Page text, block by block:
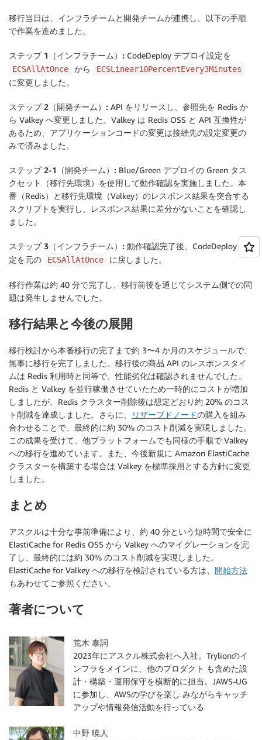
移行当日は、インフラチームと開発チームが連携し、以下の手順
で作業を進めました。
ステップ 1（インフラチーム）: CodeDeploy デプロイ設定を
ECSAllAtOnce から ECSLinear10PercentEvery3Minutes
に変更しました。
ステップ 2（開発チーム）: API をリリースし、参照先を Redis か
ら Valkey へ変更しました。Valkey は Redis OSS と API 互換性が
あるため、アプリケーションコードの変更は接続先の設定変更の
みで済みました。
ステップ 2-1（開発チーム）: Blue/Green デプロイの Green タス
クセット（移行先環境）を使用して動作確認を実施しました。本
番（Redis）と移行先環境（Valkey）のレスポンス結果を突合する
スクリプトを実行し、レスポンス結果に差分がないことを確認し
ました。
ステップ 3（インフラチーム）: 動作確認完了後、CodeDeploy 設
定を元の
ECSAllAtOnce に戻しました。
移行作業は約 40 分で完了し、移行前後を通じてシステム側での問
題は発生しませんでした。
移行結果と今後の展開
移行検討から本番移行の完了まで約 3〜4 か月のスケジュールで、
無事に移行を完了しました。移行後の商品 API のレスポンスタイ
ムは Redis 利用時と同等で、性能劣化は確認されませんでした。
Redis と Valkey を並行稼働させていたため一時的にコストが増加
しましたが、Redis クラスター削除後は想定どおり約 20% のコス
ト削減を達成しました。さらに、
リザーブドノードの購入を組み
合わせることで、最終的に約 30% のコスト削減を実現しました。
この成果を受けて、他プラットフォームでも同様の手順で Valkey
への移行を進めています。また、今後新規に Amazon ElastiCache
クラスターを構築する場合は Valkey を標準採用とする方針に変更
しました。
まとめ
アスクルは十分な事前準備により、約 40 分という短時間で安全に
ElastiCache for Redis OSS から Valkey へのマイグレーションを完
了し、最終的には約 30% のコスト削減を実現しました。
ElastiCache for Valkey への移行を検討されている方は、 開始方法
もあわせてご参照ください。
著者について
荒木 泰詞
2023年にアスクル株式会社へ入社。Trylionのイ
ンフラをメインに、他のプロダクト も含めた設
計・構築・運用保守を横断的に担当。JAWS-UG
に参加し、AWSの学びを楽し みながらキャッチ
アップや情報発信活動を行っている
中野 暁人